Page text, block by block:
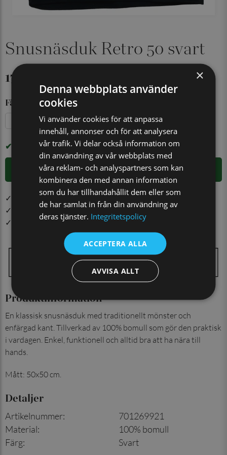
Snusnäsduk Retro 50 svart
179 kr
Färg
Ljusblå Vit Röd Svart
I LAGER
LÄGG I VARUKORGEN
✓ Öppet köp i 30 dagar ✓ Fri frakt från 499 kr
✓ Din beställning skickas inom 1-2 vardagar
✓ Snabb leverans från vårt lager i Jönköping
Produktinformation
En klassisk snusnäsduk med traditionellt mönster och
enfärgad kant. Tillverkad av 100% bomull som gör den praktisk
i vardagen. Enkel, funktionell och alltid bra att ha nära till
hands.
Mått: 50x50 cm.
Detaljer
Artikelnummer:
701269921
Material:
100% bomull
Färg: Svart
×
Denna webbplats använder
cookies
Vi använder cookies för att anpassa
innehåll, annonser och för att analysera
vår trafik. Vi delar också information om
din användning av vår webbplats med
våra reklam- och analyspartners som kan
kombinera den med annan information
som du har tillhandahållit dem eller som
de har samlat in från din användning av
deras tjänster. Integritetspolicy
ACCEPTERA ALLA
AVVISA ALLT